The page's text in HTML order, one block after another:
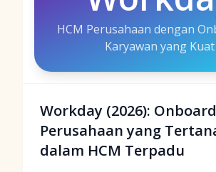
HCM Perusahaan dengan
Karyawan yang Kuat
Workday (2026):
Perusahaan yang
dalam HCM Terpadu